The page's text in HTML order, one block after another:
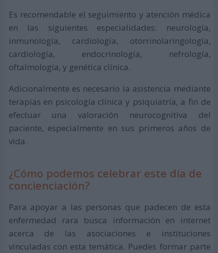
Es recomendable el seguimiento y atención médica
en las siguientes especialidades: neurología,
inmunología, cardiología, otorrinolaringología,
cardiología, endocrinología, nefrología,
oftalmología, y genética clínica.
Adicionalmente es necesario la asistencia mediante
terapias en psicología clínica y psiquiatría, a fin de
efectuar una valoración neurocognitiva del
paciente, especialmente en sus primeros años de
vida.
¿Cómo podemos celebrar este día de
concienciación?
Para apoyar a las personas que padecen de esta
enfermedad rara busca información en internet
acerca de las asociaciones e instituciones
vinculadas con esta temática. Puedes formar parte